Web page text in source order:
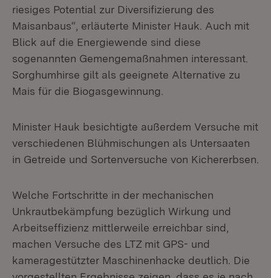
riesiges Potential zur Diversifizierung des
Maisanbaus“, erläuterte Minister Hauk. Auch mit
Blick auf die Energiewende sind diese
sogenannten Gemengemaßnahmen interessant.
Sorghumhirse gilt als geeignete Alternative zu
Mais für die Biogasgewinnung.
Minister Hauk besichtigte außerdem Versuche mit
verschiedenen Blühmischungen als Untersaaten
in Getreide und Sortenversuche von Kichererbsen.
Welche Fortschritte in der mechanischen
Unkrautbekämpfung bezüglich Wirkung und
Arbeitseffizienz mittlerweile erreichbar sind,
machen Versuche des LTZ mit GPS- und
kameragestützter Maschinenhacke deutlich. Die